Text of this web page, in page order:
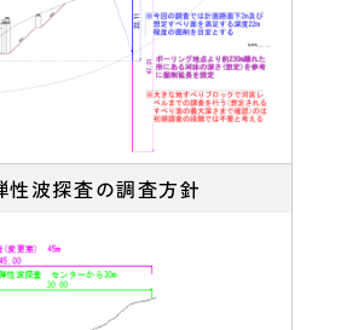
性波探査の調査方針